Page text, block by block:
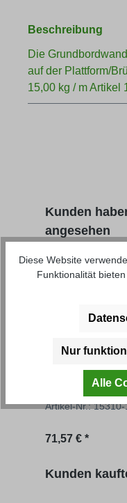
Beschreibung
Die
auf der Plattform/
15,00 kg / m
Produktgalerie
Kunden
angesehen
Artikel-Nr.: 15310-
Regulärer Preis:
71,57 € *
Produktgalerie
Kunden
Diese Website
Funktionalität bieten
Nur
Alle